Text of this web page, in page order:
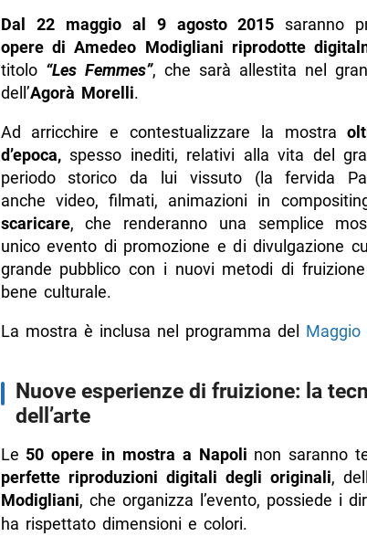
Dal 22 maggio al 9 agosto 2015 saranno
opere di Amedeo Modigliani riprodotte
titolo “Les Femmes”, che sarà allestita nel
dell’Agorà Morelli.
Ad arricchire e contestualizzare la mostra
d’epoca,spesso inediti, relativi alla vita del
periodo storico da lui vissuto (la fervida
anche video, filmati, animazioni in
scaricare, che renderanno una semplice
unico evento di promozione e di divulgazione
grande pubblico con i nuovi metodi di
bene culturale.
La mostra è inclusa nel programma del Maggio
Nuove esperienze di fruizione: la
dell’arte
Le 50 opere in mostra a Napoli non saranno
perfette riproduzioni digitali degli originali,
Modigliani, che organizza l’evento, possiede i
ha rispettato dimensioni e colori.